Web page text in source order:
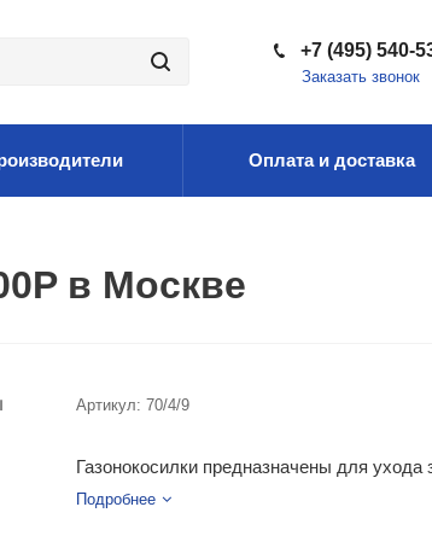
+7 (495) 540-
Заказать звонок
Оплата и доставка
в Москве
Артикул: 70/4/9
Газонокосилки предназначены для ухода
Подробнее